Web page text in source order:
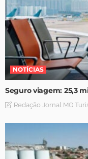
NOTÍCIAS
Seguro viagem: 25,3
Redação Jornal MG